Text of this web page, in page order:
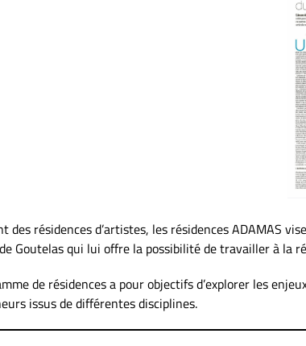
des résidences d’artistes, les résidences ADAMAS
Goutelas qui lui offre la possibilité de travailler à la
de résidences a pour objectifs d’explorer les
issus de différentes disciplines.